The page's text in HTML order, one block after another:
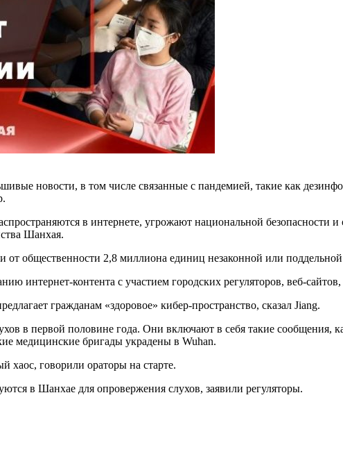
новости, в том числе связанные с пандемией, такие как
в интернете, угрожают национальной безопасности
Шанхая.
общественности 2,8 миллиона единиц незаконной или
интернет-контента с участием городских регуляторов, веб-
гражданам «здоровое» кибер-пространство, сказал Jiang.
в первой половине года. Они включают в себя такие сообщения,
медицинские бригады украдены в Wuhan.
говорили ораторы на старте.
в Шанхае для опровержения слухов, заявили регуляторы.